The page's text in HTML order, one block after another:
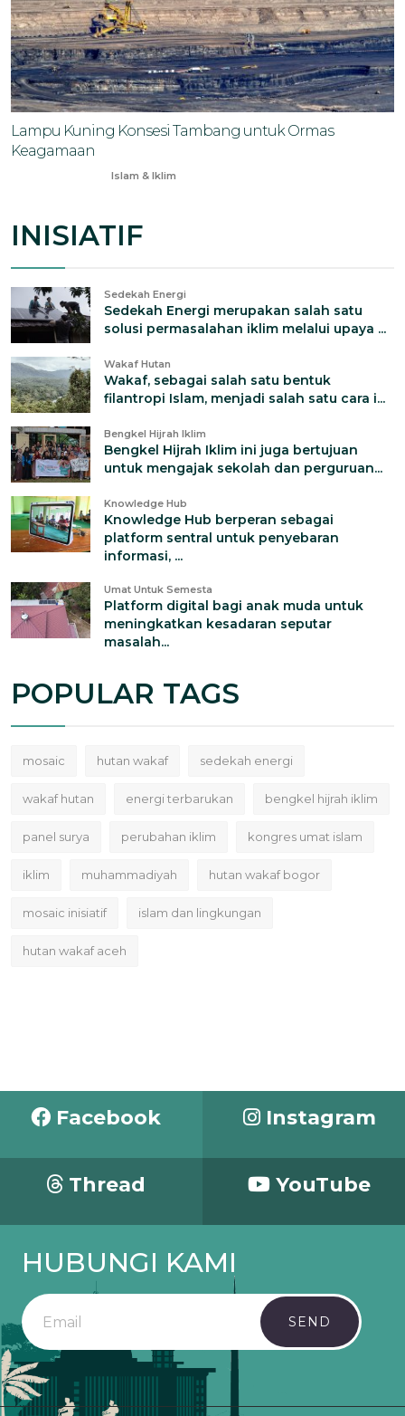
Lampu Kuning Konsesi Tambang untuk Ormas
Keagamaan
Islam & Iklim
INISIATIF
Sedekah Energi
Sedekah Energi merupakan salah satu
solusi permasalahan iklim melalui upaya ...
Wakaf Hutan
Wakaf, sebagai salah satu bentuk
filantropi Islam, menjadi salah satu cara i...
Bengkel Hijrah Iklim
Bengkel Hijrah Iklim ini juga bertujuan
untuk mengajak sekolah dan perguruan...
Knowledge Hub
Knowledge Hub berperan sebagai
platform sentral untuk penyebaran
informasi, ...
Umat Untuk Semesta
Platform digital bagi anak muda untuk
meningkatkan kesadaran seputar
masalah...
POPULAR TAGS
mosaic hutan wakaf sedekah energi
wakaf hutan energi terbarukan bengkel hijrah iklim
panel surya perubahan iklim kongres umat islam
iklim muhammadiyah hutan wakaf bogor
mosaic inisiatif islam dan lingkungan
hutan wakaf aceh
Facebook Instagram
Thread YouTube
HUBUNGI KAMI
SEND